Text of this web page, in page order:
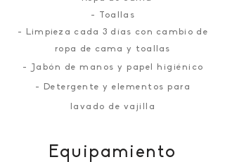
- Toallas
- Limpieza cada 3 días con cambio de
ropa de cama y toallas
- Jabón de manos y papel
higiénico
- Detergente y elementos para
lavado de vajilla
Equipamiento